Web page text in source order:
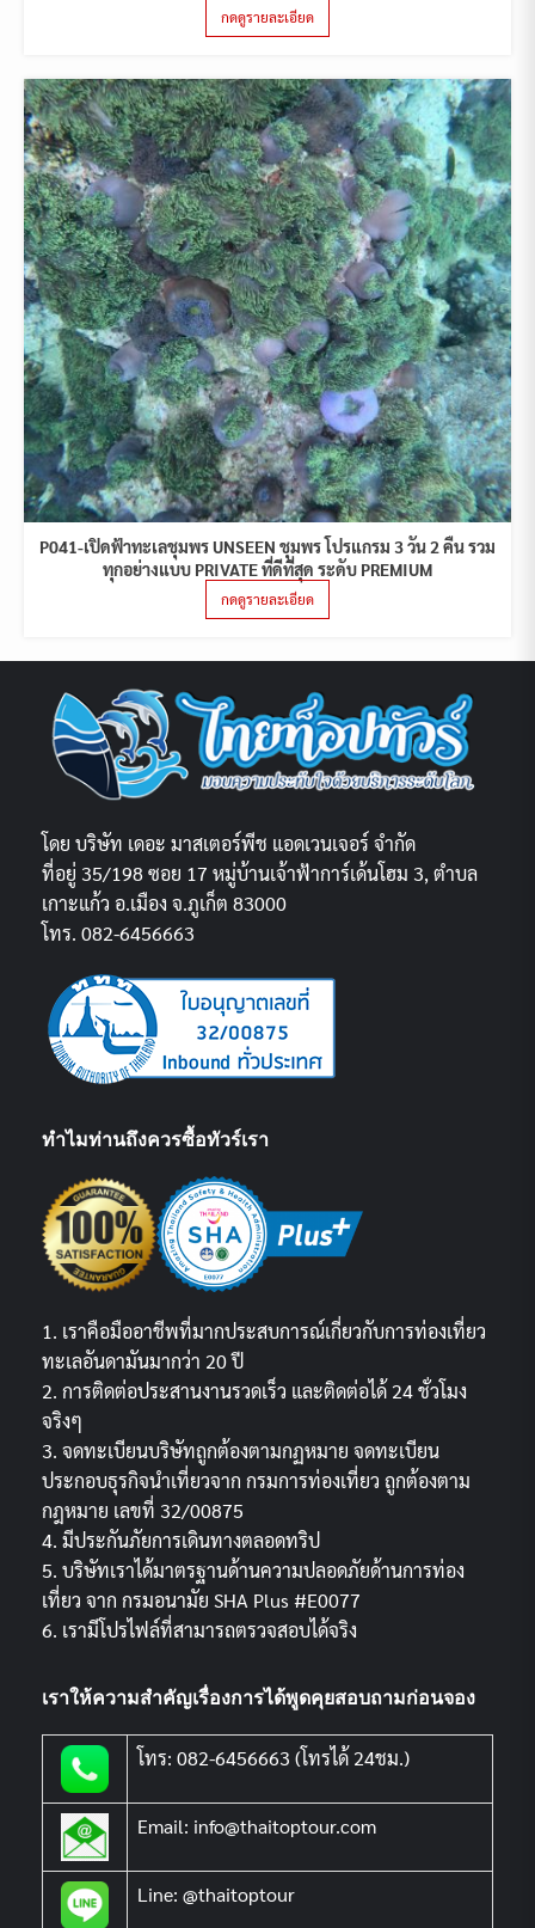
กดดูรายละเอียด
P041-เปิดฟ้าทะเลชุมพร UNSEEN ชุมพร โปรแกรม 3 วัน 2 คืน รวม
ทุกอย่างแบบ PRIVATE ที่ดีที่สุด ระดับ PREMIUM
กดดูรายละเอียด
โดย บริษัท เดอะ มาสเตอร์พีช แอดเวนเจอร์ จำกัด
ที่อยู่ 35/198 ซอย 17 หมู่บ้านเจ้าฟ้าการ์เด้นโฮม 3, ตำบล
เกาะแก้ว อ.เมือง จ.ภูเก็ต 83000
โทร. 082-6456663
ทำไมท่านถึงควรซื้อทัวร์เรา
1. เราคือมืออาชีพที่มากประสบการณ์เกี่ยวกับการท่องเที่ยว
ทะเลอันดามันมากว่า 20 ปี
2. การติดต่อประสานงานรวดเร็ว และติดต่อได้ 24 ชั่วโมง
จริงๆ
3. จดทะเบียนบริษัทถูกต้องตามกฏหมาย จดทะเบียน
ประกอบธุรกิจนำเที่ยวจาก กรมการท่องเที่ยว ถูกต้องตาม
กฎหมาย เลขที่ 32/00875
4. มีประกันภัยการเดินทางตลอดทริป
5. บริษัทเราได้มาตรฐานด้านความปลอดภัยด้านการท่อง
เที่ยว จาก กรมอนามัย SHA Plus #E0077
6. เรามีโปรไฟล์ที่สามารถตรวจสอบได้จริง
เราให้ความสำคัญเรื่องการได้พูดคุยสอบถามก่อนจอง
โทร: 082-6456663 (โทรได้ 24ชม.)
Email: info@thaitoptour.com
Line: @thaitoptour